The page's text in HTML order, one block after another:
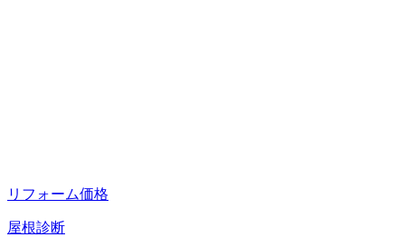
リフォーム価格
屋根診断